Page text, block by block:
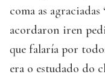
coma as
acordaron iren
que falaría por
era o estudado do